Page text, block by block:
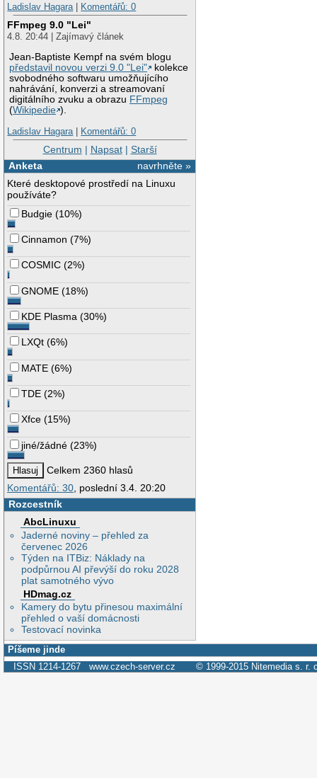
Ladislav Hagara | Komentářů: 0
FFmpeg 9.0 "Lei"
4.8. 20:44 | Zajímavý článek
Jean-Baptiste Kempf na svém blogu
představil novou verzi 9.0 "Lei"
kolekce
svobodného softwaru umožňujícího
nahrávání, konverzi a streamovaní
digitálního zvuku a obrazu FFmpeg
(Wikipedie ).
Ladislav Hagara | Komentářů: 0
Centrum | Napsat| Starší
navrhněte »
Anketa
Které desktopové prostředí na Linuxu
používáte?
Budgie (10%)
Cinnamon (7%)
COSMIC (2%)
GNOME (18%)
KDE Plasma (30%)
LXQt (6%)
MATE (6%)
TDE (2%)
Xfce (15%)
jiné/žádné (23%)
Celkem 2360 hlasů
Komentářů: 30, poslední 3.4. 20:20
Rozcestník
AbcLinuxu
Jaderné noviny – přehled za
červenec 2026
Týden na ITBiz: Náklady na
podpůrnou AI převýší do roku 2028
plat samotného vývo
HDmag.cz
Kamery do bytu přinesou maximální
přehled o vaší domácnosti
Testovací novinka
Píšeme jinde
ISSN 1214-1267 www.czech-server.cz © 1999-2015 Nitemedia s. r.